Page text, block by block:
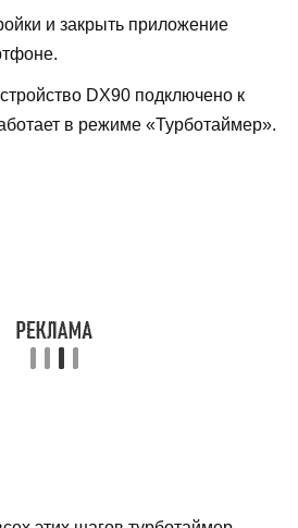
и закрыть приложение
DX90 подключено к
в режиме «Турботаймер».